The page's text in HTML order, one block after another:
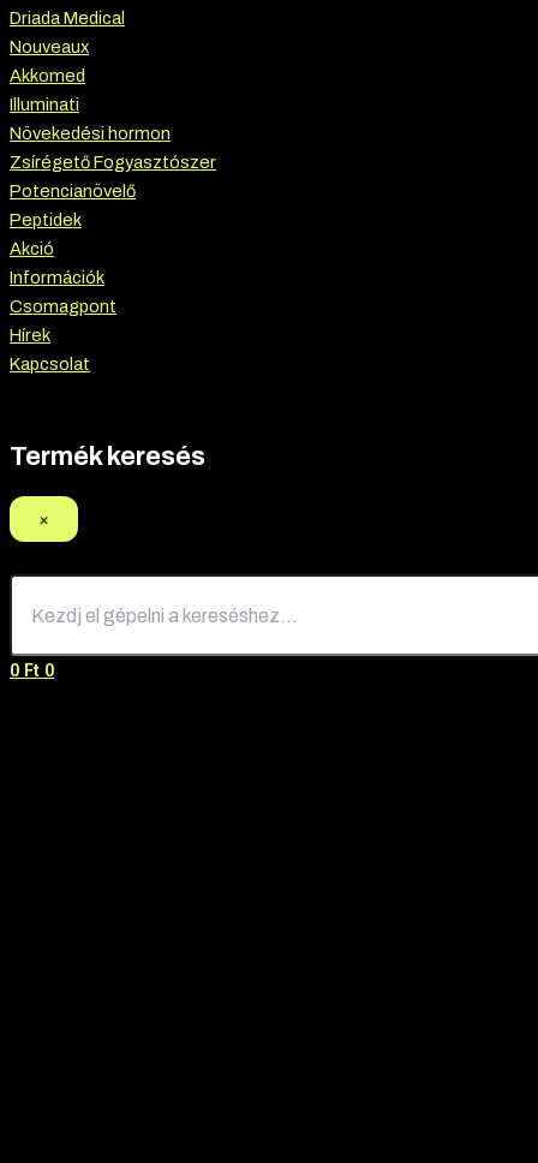
Driada Medical
Nouveaux
Akkomed
Illuminati
Növekedési hormon
Zsírégető Fogyasztószer
Potencianövelő
Peptidek
Akció
Információk
Csomagpont
Hírek
Kapcsolat
Termék keresés
×
0 Ft 0